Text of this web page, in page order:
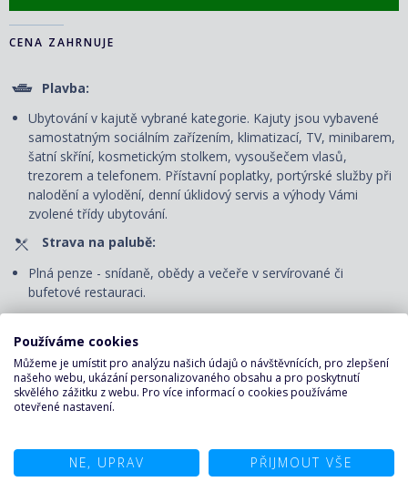
CENA ZAHRNUJE
Plavba:
Ubytování v kajutě vybrané kategorie. Kajuty jsou vybavené
samostatným sociálním zařízením, klimatizací, TV, minibarem,
šatní skříní, kosmetickým stolkem, vysoušečem vlasů,
trezorem a telefonem. Přístavní poplatky, portýrské služby při
nalodění a vylodění, denní úklidový servis a výhody Vámi
zvolené třídy ubytování.
Strava na palubě:
Plná penze - snídaně, obědy a večeře v servírované či
bufetové restauraci.
a u svačiny v odpoledních hodinách, u oběda a večeře voda.
Zábava na palubě:
Volné využití veřejných prostor - bazénu, vířivek, fitness centra
palubě – animační programy pro děti i dospělé, dětský klub
(pro všechny věkové kategorie), večerní představení v divadle,
Používáme cookies
Můžeme je umístit pro analýzu našich údajů o návštěvnících, pro zlepšení
našeho webu, ukázání personalizovaného obsahu a pro poskytnutí
skvělého zážitku z webu. Pro více informací o cookies používáme
otevřené nastavení.
NE, UPRAV PŘIJMOUT VŠE